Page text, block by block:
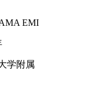
EMI
学附属